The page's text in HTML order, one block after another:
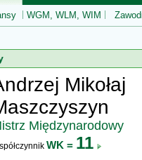
WGM, WLM, WIM
Mikołaj
Międzynarodowy
WK = 11